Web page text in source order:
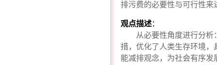
排污费的必要性与可行性
观点描述：
从必要性角度进行分
措，优化了人类生存环境
能减排观念，为社会有序